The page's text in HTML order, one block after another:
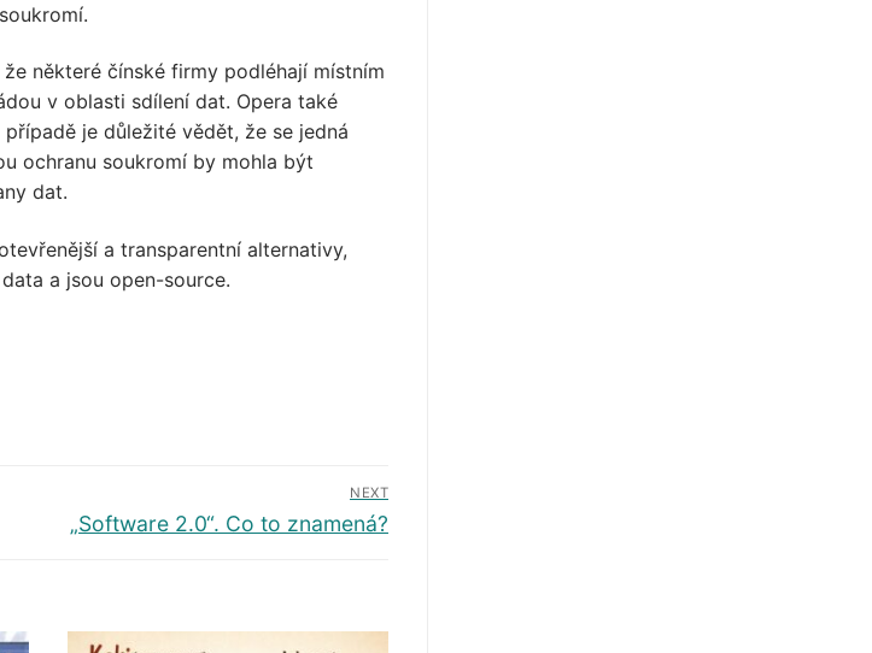
některé čínské firmy podléhají místním
v oblasti sdílení dat. Opera také
je důležité vědět, že se jedná
ochranu soukromí by mohla být
dat.
a transparentní alternativy,
a jsou open-source.
NEXT
Další
„Software 2.0“. Co to znamená?